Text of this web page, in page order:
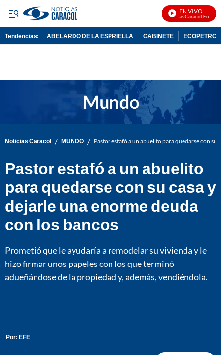
EN VIVO
Noticias Caracol En Vivo
Tendencias: ABELARDO DE LA ESPRIELLA GABINETE ECOPETROL
Noticias Caracol / MUNDO / Pastor estafó a un abuelito para quedarse con su
Pastor estafó a un abuelito
para quedarse con su casa y
dejarle una enorme deuda
con los bancos
Prometió que le ayudaría a remodelar su vivienda y le
hizo firmar unos papeles con los que terminó
adueñándose de la propiedad y, además, vendiéndola.
Por: EFE